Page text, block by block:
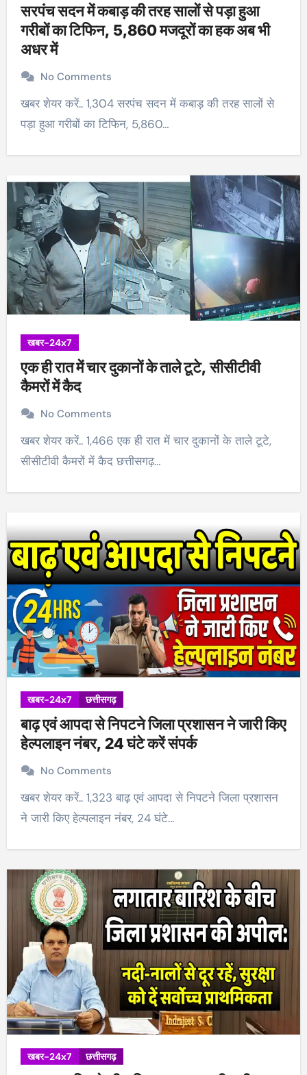
सरपंच सदन में कबाड़ की तरह सालों से पड़ा हुआ
गरीबों का टिफिन, 5,860 मजदूरों का हक अब भी
अधर में
No Comments
खबर शेयर करें.. 1,304 सरपंच सदन में कबाड़ की तरह सालों से
पड़ा हुआ गरीबों का टिफिन, 5,860…
खबर-24x7
एक ही रात में चार दुकानों के ताले टूटे, सीसीटीवी
कैमरों में कैद
No Comments
खबर शेयर करें.. 1,466 एक ही रात में चार दुकानों के ताले टूटे,
सीसीटीवी कैमरों में कैद छत्तीसगढ़…
खबर-24x7 छत्तीसगढ़
बाढ़ एवं आपदा से निपटने जिला प्रशासन ने जारी किए
हेल्पलाइन नंबर, 24 घंटे करें संपर्क
No Comments
खबर शेयर करें.. 1,323 बाढ़ एवं आपदा से निपटने जिला प्रशासन
ने जारी किए हेल्पलाइन नंबर, 24 घंटे…
खबर-24x7 छत्तीसगढ़